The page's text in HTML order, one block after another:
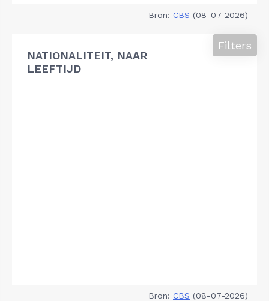
Bron: CBS (08-07-2026)
NATIONALITEIT, NAAR
LEEFTIJD
Filters
Bron: CBS (08-07-2026)